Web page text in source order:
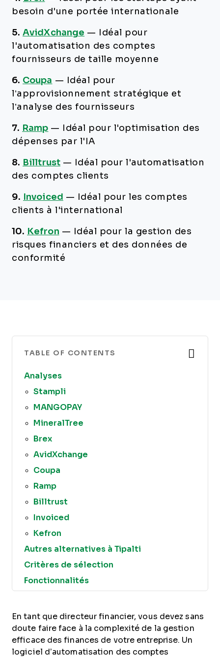
besoin d'une portée internationale
5. AvidXchange —
Idéal pour
l'automatisation des comptes
fournisseurs de taille moyenne
6. Coupa —
Idéal pour
l’approvisionnement stratégique et
l’analyse des fournisseurs
7. Ramp —
Idéal pour l'optimisation des
dépenses par l'IA
8. Billtrust —
Idéal pour l'automatisation
des comptes clients
9. Invoiced —
Idéal pour les comptes
clients à l'international
10. Kefron —
Idéal pour la gestion des
risques financiers et des données de
conformité
TABLE OF CONTENTS
Analyses
Stampli
MANGOPAY
MineralTree
Brex
AvidXchange
Coupa
Ramp
Billtrust
Invoiced
Kefron
Autres alternatives à Tipalti
Critères de sélection
Fonctionnalités
En tant que directeur financier, vous devez sans
doute faire face à la complexité de la gestion
efficace des finances de votre entreprise. Un
logiciel d’automatisation des comptes